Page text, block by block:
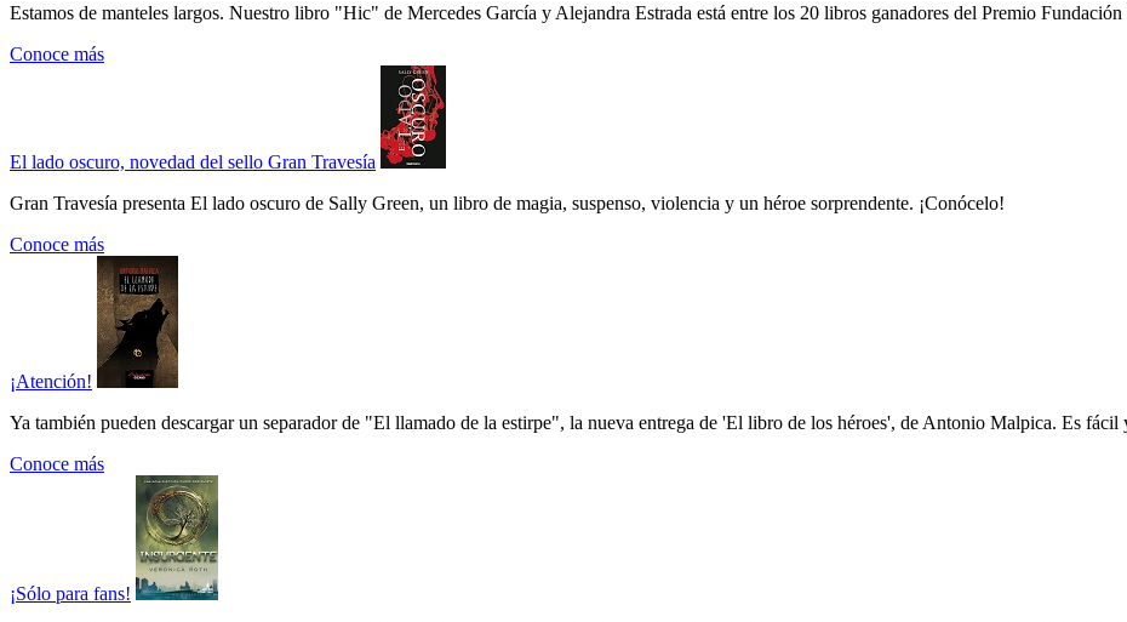
Estamos de manteles largos. Nuestro libro "Hic" de Mercedes García y Alejandra Estrada está entre los 20 libros ganadores del Premio
Conoce más
El lado oscuro, novedad del sello Gran Travesía
Gran Travesía presenta El lado oscuro de Sally Green, un libro de magia, suspenso, violencia y un héroe sorprendente. ¡Conócelo!
Conoce más
¡Atención!
Ya también pueden descargar un separador de "El llamado de la estirpe", la nueva entrega de 'El libro de los héroes', de Antonio Malpica. Es fácil
Conoce más
¡Sólo para fans!